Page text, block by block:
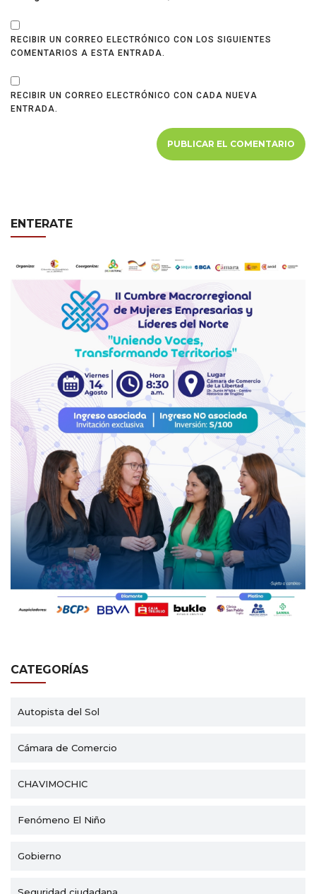
RECIBIR UN CORREO ELECTRÓNICO CON LOS SIGUIENTES
COMENTARIOS A ESTA ENTRADA.
RECIBIR UN CORREO ELECTRÓNICO CON CADA NUEVA
ENTRADA.
ENTERATE
CATEGORÍAS
Autopista del Sol
Cámara de Comercio
CHAVIMOCHIC
Fenómeno El Niño
Gobierno